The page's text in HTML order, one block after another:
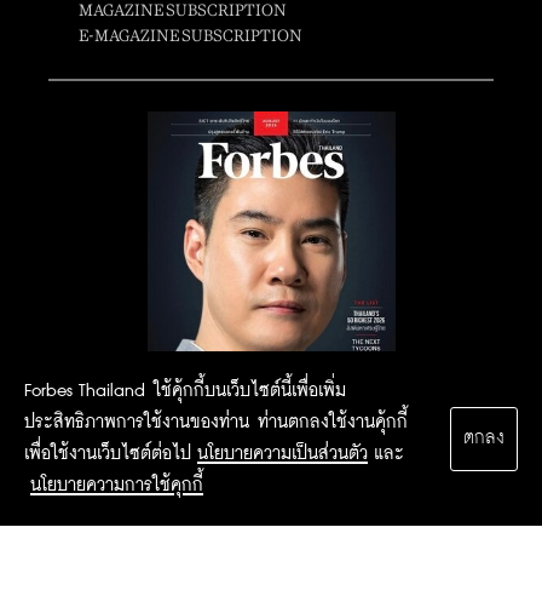
Forbes Thailand ใช้คุ้กกี้บนเว็บไซต์นี้เพื่อเพิ่ม
ประสิทธิภาพการใช้งานของท่าน ท่านตกลงใช้งานคุ้กกี้
เพื่อใช้งานเว็บไซต์ต่อไป นโยบายความเป็นส่วนตัว และ
นโยบายความการใช้คุกกี้
ตกลง
MAGAZINE SUBSCRIPTION
E-MAGAZINE SUBSCRIPTION
2015 Forbesthailand.com ALL RIGHTS RESERVED